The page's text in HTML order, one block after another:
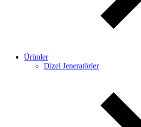
Ürünler
Dizel Jeneratörler